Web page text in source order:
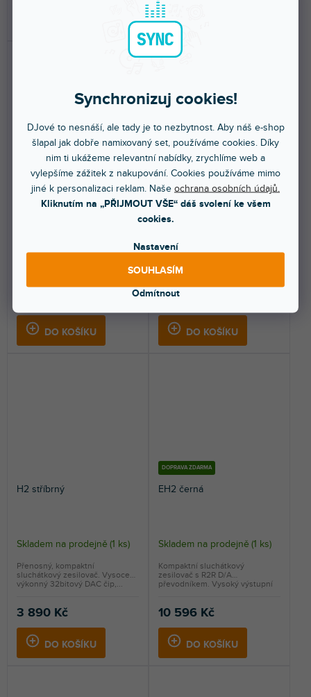
Synchronizuj cookies!
DJové to nesnáší, ale tady je to nezbytnost. Aby náš e-shop
šlapal jak dobře namixovaný set, používáme cookies. Díky
nim ti ukážeme relevantní nabídky, zrychlíme web a
vylepšíme zážitek z nakupování. Cookies používáme mimo
jiné k personalizaci reklam. Naše ochrana osobních údajů.
Kliknutím na „PŘIJMOUT VŠE“ dáš svolení ke všem
cookies.
Nastavení
Odmítnout
SOUHLASÍM
UP6 modrá
DO KOŠÍKU
High-end bezdrátový
NOVINKA
UP6 šedá
5 490 Kč
DO KOŠÍKU
High-end bezdrátový
sluchátkový zesilovač. Podpora
Hi-Fi kodeků, vysoký...
H2 stříbrný
Skladem na prodejně (1 ks)
3 890 Kč
DO KOŠÍKU
Přenosný, kompaktní
sluchátkový zesilovač. Vysoce
výkonný 32bitový DAC čip,...
DOPRAVA ZDARMA
EH2 černá
Skladem na prodejně (1 ks)
10 596 Kč
DO KOŠÍKU
Kompaktní sluchátkový
zesilovač s R2R D/A
převodníkem. Vysoký výstupní